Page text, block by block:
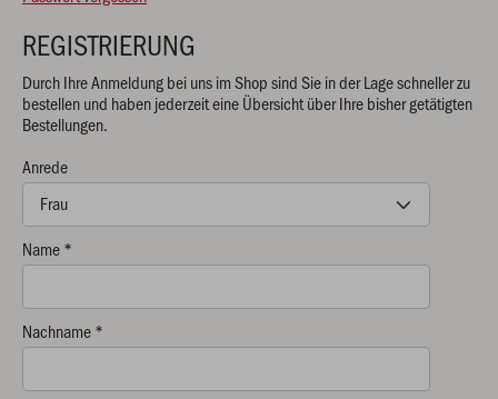
REGISTRIERUNG
Durch Ihre Anmeldung bei uns im Shop sind Sie in der Lage schneller zu
bestellen und haben jederzeit eine Übersicht über Ihre bisher getätigten
Bestellungen.
Anrede
Name *
Nachname *